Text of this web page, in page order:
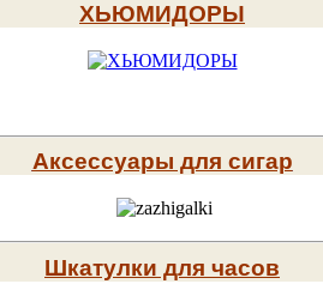
ХЬЮМИДОРЫ
Аксессуары для сигар
Шкатулки для часов